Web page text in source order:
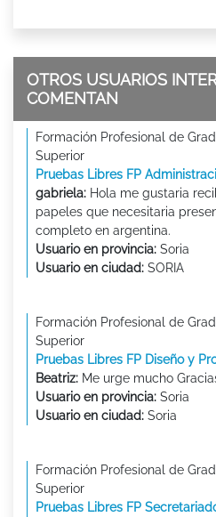
OTROS USUARIOS
COMENTAN
Formación Profesional de
Superior
Pruebas Libres FP
gabriela: Hola me gustaria
papeles que necesitaria
completo en argentina.
Usuario en provincia: Soria
Usuario en ciudad: SORIA
Formación Profesional de
Superior
Pruebas Libres FP Diseño y
Beatriz: Me urge mucho
Usuario en provincia: Soria
Usuario en ciudad: Soria
Formación Profesional de
Superior
Pruebas Libres FP